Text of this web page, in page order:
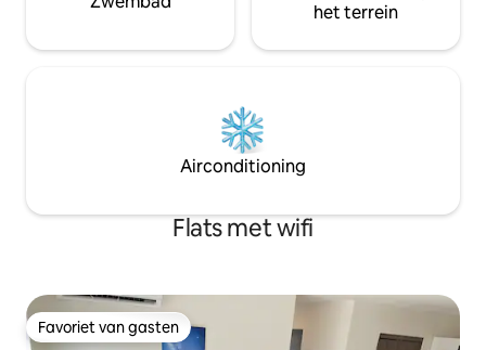
het terrein
Airconditioning
Flats met wifi
Favoriet van gasten
Favoriet van gasten